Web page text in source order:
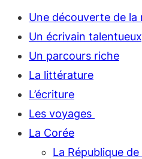
Une découverte de
Un écrivain
Un parcours riche
La littérature
L’écriture
Les voyages
La Corée
La République